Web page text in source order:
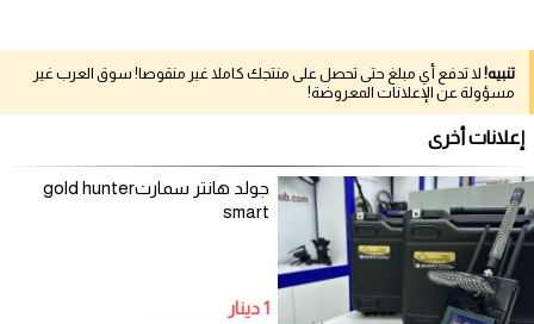
تنبيه! لا تدفع أي مبلغ حتى تحصل على منتجك كاملا غير منقوصا! سوق العرب غير
مسؤولة عن الإعلانات المعروضة!
إعلانات أخرى
جولد هانتر سمارتgold hunter
smart
1 دينار